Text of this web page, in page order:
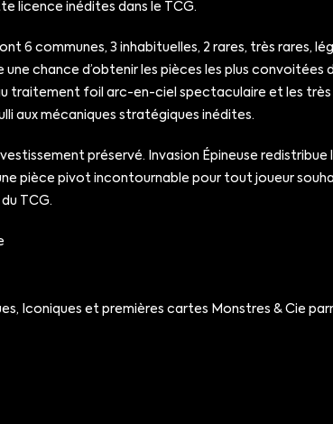
licence inédites dans le TCG.
6 communes, 3 inhabituelles, 2 rares, très rares,
chance d’obtenir les pièces les plus convoitées
traitement foil arc-en-ciel spectaculaire et les très
aux mécaniques stratégiques inédites.
préservé. Invasion Épineuse
pièce pivot incontournable pour tout joueur
TCG.
Iconiques et premières cartes Monstres & Cie